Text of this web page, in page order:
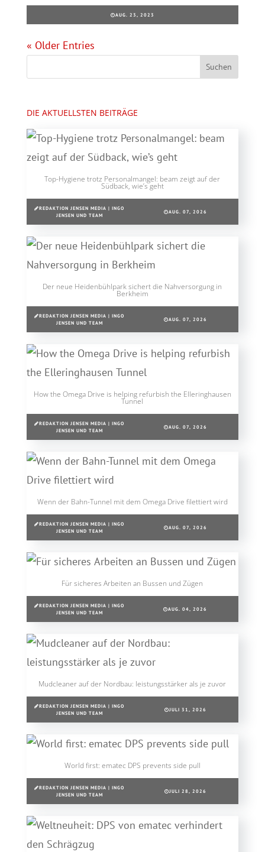
AUG. 23, 2023
« Older Entries
DIE AKTUELLSTEN BEITRÄGE
Top-Hygiene trotz Personalmangel: beam zeigt auf der
Südback, wie’s geht
REDAKTION JENSEN MEDIA | INGO
JENSEN UND TEAM
AUG. 07, 2026
Der neue Heidenbühlpark sichert die Nahversorgung in
Berkheim
REDAKTION JENSEN MEDIA | INGO
JENSEN UND TEAM
AUG. 07, 2026
How the Omega Drive is helping refurbish the Elleringhausen
Tunnel
REDAKTION JENSEN MEDIA | INGO
JENSEN UND TEAM
AUG. 07, 2026
Wenn der Bahn-Tunnel mit dem Omega Drive filettiert wird
REDAKTION JENSEN MEDIA | INGO
JENSEN UND TEAM
AUG. 07, 2026
Für sicheres Arbeiten an Bussen und Zügen
REDAKTION JENSEN MEDIA | INGO
JENSEN UND TEAM
AUG. 04, 2026
Mudcleaner auf der Nordbau: leistungsstärker als je zuvor
REDAKTION JENSEN MEDIA | INGO
JENSEN UND TEAM
JULI 31, 2026
World first: ematec DPS prevents side pull
REDAKTION JENSEN MEDIA | INGO
JENSEN UND TEAM
JULI 28, 2026